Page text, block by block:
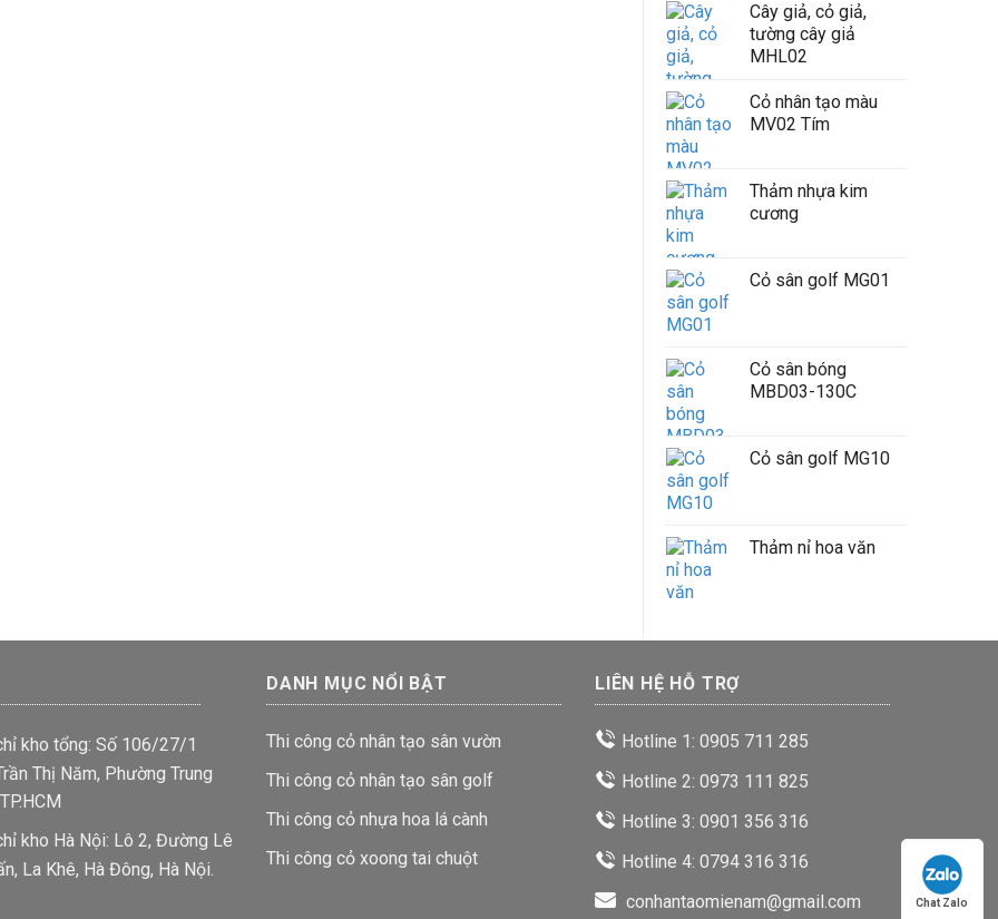
Cây giả, cỏ giả,
tường cây giả
MHL02
Cỏ nhân tạo màu
MV02 Tím
Thảm nhựa kim
cương
Cỏ sân golf MG01
Cỏ sân bóng
MBD03-130C
Cỏ sân golf MG10
Thảm nỉ hoa văn
kho tổng: Số 106/27/1
Thị Năm, Phường Trung
kho Hà Nội: Lô 2, Đường Lê
La Khê, Hà Đông, Hà Nội.
DANH MỤC NỔI BẬT
Thi công cỏ nhân tạo sân vườn
Thi công cỏ nhân tạo sân golf
Thi công cỏ nhựa hoa lá cành
Thi công cỏ xoong tai chuột
LIÊN HỆ HỖ TRỢ
Hotline 1: 0905 711 285
Hotline 2: 0973 111 825
Hotline 3: 0901 356 316
Hotline 4: 0794 316 316
conhantaomienam@gmail.com
Chat Zalo